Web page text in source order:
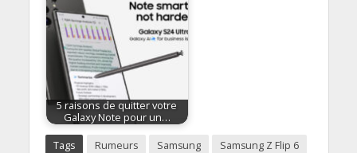
5 raisons de quitter votre
Galaxy Note pour un…
Tags Rumeurs Samsung
Samsung Z Flip 6